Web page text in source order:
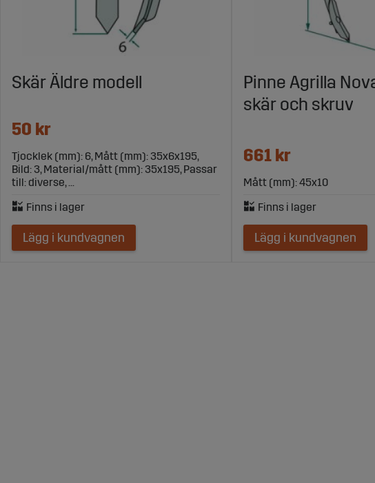
Skär Äldre modell
50 kr
Tjocklek (mm): 6, Mått (mm): 35x6x195,
Bild: 3, Material/mått (mm): 35x195, Passar
till: diverse, ...
Lägg i kundvagnen
Pinne Agrilla
skär och skruv
661 kr
Mått (mm): 45x10
Lägg i kundvagnen